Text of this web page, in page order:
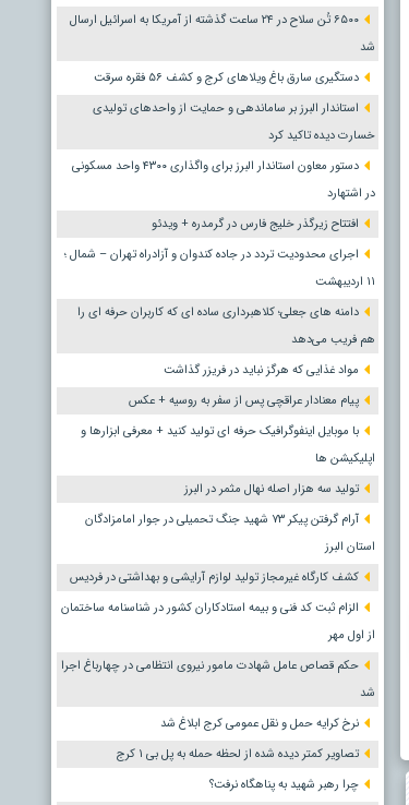
۶۵۰۰ تُن سلاح در ۲۴ ساعت گذشته از آمریکا به اسرائیل ارسال
شد
دستگیری سارق باغ ویلاهای کرج و کشف ۵۶ فقره سرقت
استاندار البرز بر ساماندهی و حمایت از واحدهای تولیدی
خسارت دیده تاکید کرد
دستور معاون استاندار البرز برای واگذاری ۴۳۰۰ واحد مسکونی
در اشتهارد
افتتاح زیرگذر خلیج فارس در گرمدره + ویدئو
اجرای محدودیت تردد در جاده کندوان و آزادراه تهران – شمال ؛
١١ اردیبهشت
دامنه های جعلی؛ کلاهبرداری ساده ای که کاربران حرفه ای را
هم فریب می‌دهد
مواد غذایی که هرگز نباید در فریزر گذاشت
پیام معنادار عراقچی پس از سفر به روسیه + عکس
با موبایل اینفوگرافیک حرفه ای تولید کنید + معرفی ابزارها و
اپلیکیشن ها
تولید سه هزار اصله نهال مثمر در البرز
آرام گرفتن پیکر ۷۳ شهید جنگ تحمیلی در جوار امامزادگان
استان البرز
کشف کارگاه غیرمجاز تولید لوازم آرایشی و بهداشتی در فردیس
الزام ثبت کد فنی و بیمه استادکاران کشور در شناسنامه ساختمان
از اول مهر
حکم قصاص عامل شهادت مامور نیروی انتظامی در چهارباغ اجرا
شد
نرخ کرایه حمل و نقل عمومی کرج ابلاغ شد
تصاویر کمتر دیده شده از لحظه حمله به پل بی ۱ کرج
چرا رهبر شهید به پناهگاه نرفت؟